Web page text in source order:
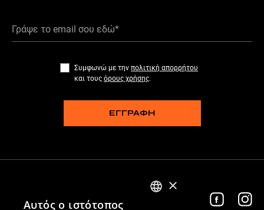
Γράψε το email σου εδώ*
Συμφωνώ με την πολιτική απορρήτου
και τους όρους χρήσης.
ΕΓΓΡΑΦΗ
Ακολούθησέ μας
×
Αυτός ο ιστότοπος